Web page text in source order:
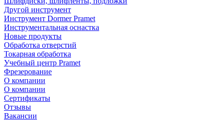
Другой инструмент
Инструмент Dormer Pramet
Инструментальная оснастка
Новые продукты
Обработка отверстий
Токарная обработка
Учебный центр Pramet
Фрезерование
О компании
О компании
Сертификаты
Отзывы
Вакансии